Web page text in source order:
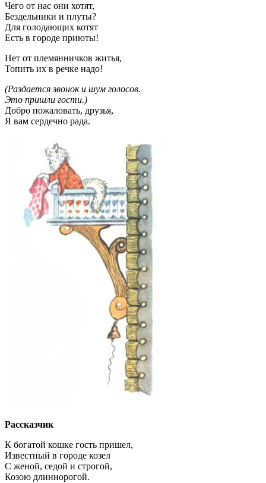
Чего от нас они хотят,
Бездельники и плуты?
Для голодающих котят
Есть в городе приюты!
Нет от племянничков житья,
Топить их в речке надо!
(Раздается звонок и шум голосов.
Это пришли гости.)
Добро пожаловать, друзья,
Я вам сердечно рада.
Рассказчик
К богатой кошке гость пришел,
Известный в городе козел
С женой, седой и строгой,
Козою длиннорогой.